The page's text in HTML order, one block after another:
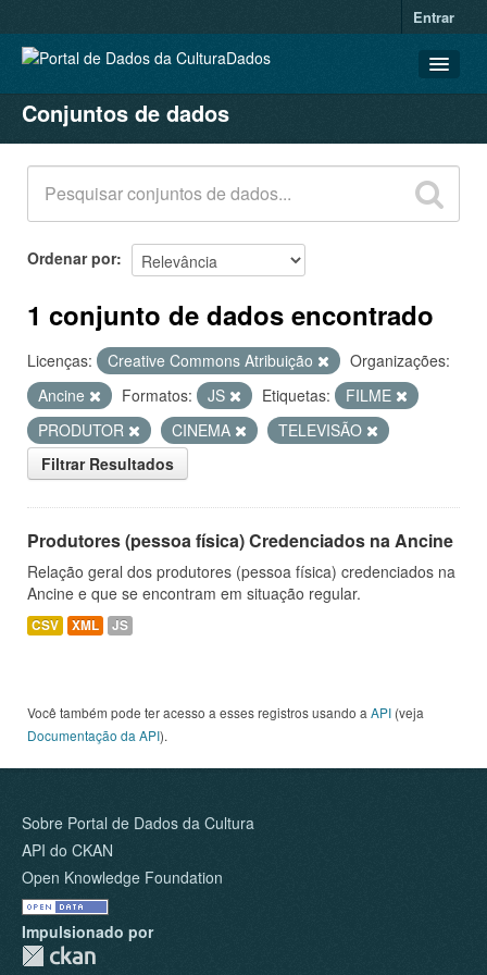
Entrar
CONJUNTOS DE DADOS
ORGANIZAÇÕES
GRUPOS
SOBRE
Conjuntos de dados
Ordenar por
1 conjunto de dados encontrado
Licenças: Creative Commons Atribuição
Organizações:
Ancine
Formatos: JS Etiquetas:
FILME
PRODUTOR
CINEMA
TELEVISÃO
Filtrar Resultados
Produtores (pessoa física) Credenciados na Ancine
Relação geral dos produtores (pessoa física) credenciados na
Ancine e que se encontram em situação regular.
CSV XML JS
Você também pode ter acesso a esses registros usando a API (veja
Documentação da API).
Sobre Portal de Dados da Cultura
API do CKAN
Open Knowledge Foundation
Impulsionado por